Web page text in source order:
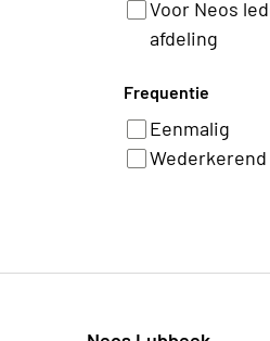
Voor Neos
afdeling
Frequentie
Eenmalig
Wederkerend